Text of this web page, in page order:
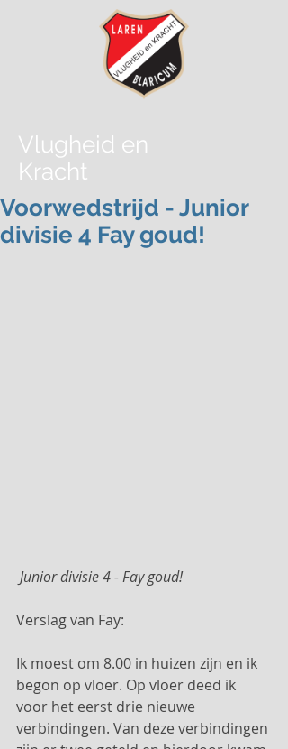
Vlugheid en
Kracht
Voorwedstrijd - Junior
divisie 4 Fay goud!
Junior divisie 4 - Fay goud!
Verslag van Fay:
Ik moest om 8.00 in huizen zijn en ik
begon op vloer. Op vloer deed ik
voor het eerst drie nieuwe
verbindingen. Van deze verbindingen